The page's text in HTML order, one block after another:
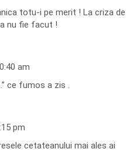
totu-i pe merit ! La criza de
nu fie facut !
am
ce fumos a zis .
pm
cetateanului mai ales ai